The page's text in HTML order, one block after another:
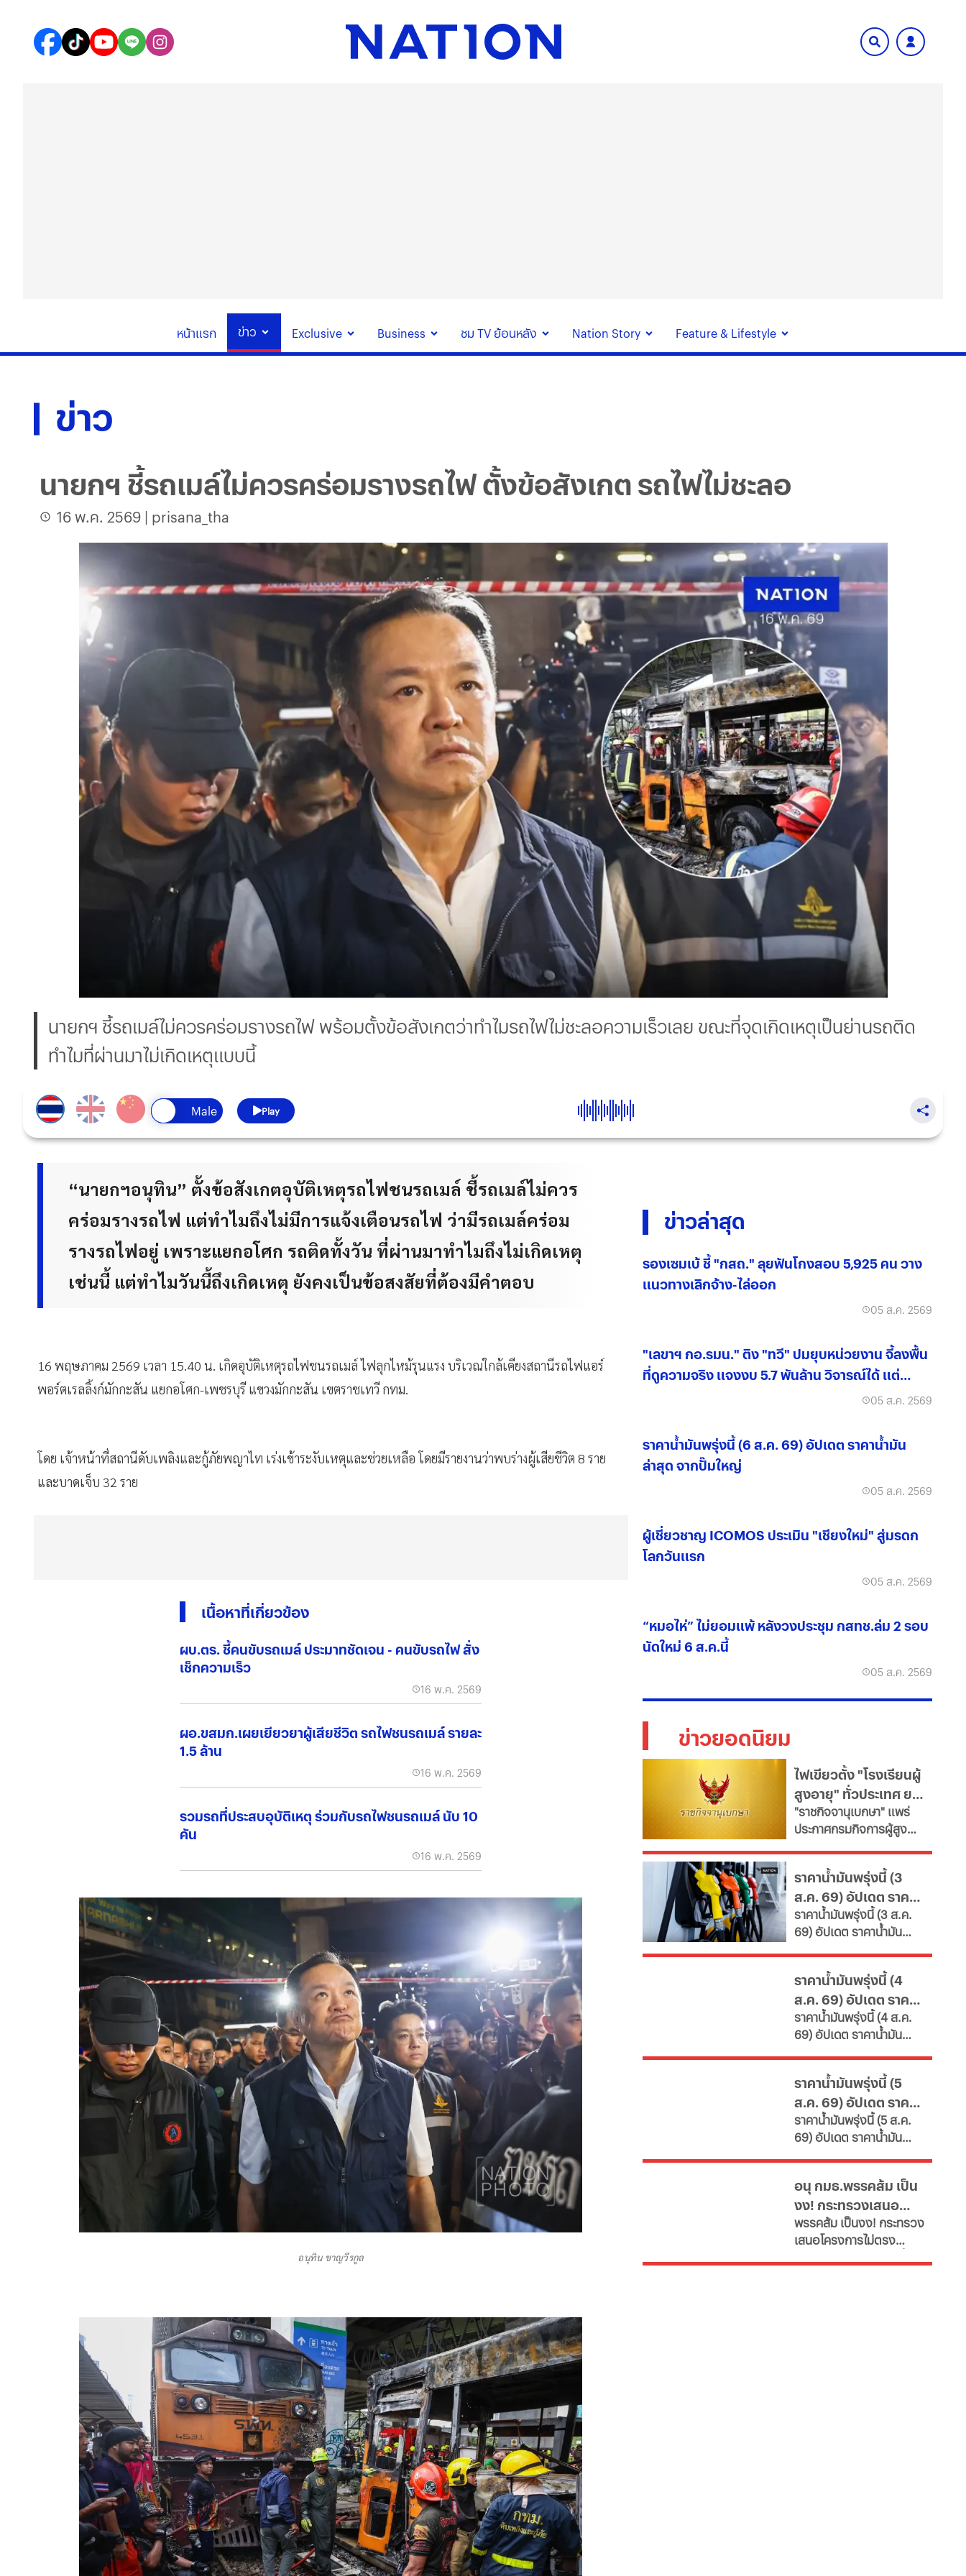
หน้าแรก ข่าว Exclusive Business ชม TV ย้อนหลัง Nation Story Feature & Lifestyle
ข่าว
นายกฯ ชี้รถเมล์ไม่ควรคร่อมรางรถไฟ ตั้งข้อสังเกต รถไฟไม่ชะลอ
16 พ.ค. 2569 | prisana_tha
นายกฯ ชี้รถเมล์ไม่ควรคร่อมรางรถไฟ พร้อมตั้งข้อสังเกตว่าทำไมรถไฟไม่ชะลอความเร็วเลย ขณะที่จุดเกิดเหตุเป็นย่านรถติด
ทำไมที่ผ่านมาไม่เกิดเหตุแบบนี้
Play
“นายกฯอนุทิน” ตั้งข้อสังเกตอุบัติเหตุรถไฟชนรถเมล์ ชี้รถเมล์ไม่ควร
คร่อมรางรถไฟ แต่ทำไมถึงไม่มีการแจ้งเตือนรถไฟ ว่ามีรถเมล์คร่อม
รางรถไฟอยู่ เพราะแยกอโศก รถติดทั้งวัน ที่ผ่านมาทำไมถึงไม่เกิดเหตุ
เช่นนี้ แต่ทำไมวันนี้ถึงเกิดเหตุ ยังคงเป็นข้อสงสัยที่ต้องมีคำตอบ
16 พฤษภาคม 2569 เวลา 15.40 น. เกิดอุบัติเหตุรถไฟชนรถเมล์ ไฟลุกไหม้รุนแรง บริเวณใกล้เคียงสถานีรถไฟแอร์
พอร์ตเรลลิ้งก์มักกะสัน แยกอโศก-เพชรบุรี แขวงมักกะสัน เขตราชเทวี กทม.
โดย เจ้าหน้าที่สถานีดับเพลิงและกู้ภัยพญาไท เร่งเข้าระงับเหตุและช่วยเหลือ โดยมีรายงานว่าพบร่างผู้เสียชีวิต 8 ราย
และบาดเจ็บ 32 ราย
เนื้อหาที่เกี่ยวข้อง
ผบ.ตร. ชี้คนขับรถเมล์ ประมาทชัดเจน - คนขับรถไฟ สั่ง
เช็กความเร็ว
16 พ.ค. 2569
ผอ.ขสมก.เผยเยียวยาผู้เสียชีวิต รถไฟชนรถเมล์ รายละ
1.5 ล้าน
16 พ.ค. 2569
รวมรถที่ประสบอุบัติเหตุ ร่วมกับรถไฟชนรถเมล์ นับ 10
คัน
16 พ.ค. 2569
อนุทิน ชาญวีรกูล
ข่าวล่าสุด
รองเซมเบ้ ชี้ "กสถ." ลุยฟันโกงสอบ 5,925 คน วาง
แนวทางเลิกจ้าง-ไล่ออก
05 ส.ค. 2569
"เลขาฯ กอ.รมน." ติง "ทวี" ปมยุบหน่วยงาน จี้ลงพื้น
ที่ดูความจริง แจงงบ 5.7 พันล้าน วิจารณ์ได้ แต่
05 ส.ค. 2569
ราคาน้ำมันพรุ่งนี้ (6 ส.ค. 69) อัปเดต ราคาน้ำมัน
ล่าสุด จากปั๊มใหญ่
05 ส.ค. 2569
ผู้เชี่ยวชาญ ICOMOS ประเมิน "เชียงใหม่" สู่มรดก
โลกวันแรก
05 ส.ค. 2569
“หมอไห่” ไม่ยอมแพ้ หลังวงประชุม กสทช.ล่ม 2 รอบ
นัดใหม่ 6 ส.ค.นี้
05 ส.ค. 2569
ข่าวยอดนิยม
ไฟเขียวตั้ง "โรงเรียนผู้
สูงอายุ" ทั่วประเทศ ยก
ระดับคุณภาพชีวิต เช็ก
เงื่อนไข
"ราชกิจจานุเบกษา" แพร่
ประกาศกรมกิจการผู้สูง
"โรงเรียนผู้สูงอายุ" มุ่งขับ
เคลื่อนสังคมสูงวัยอย่างมี
คุณค่า หนุนพัฒนา
ศักยภาพ-เรียนรู้ตลอดชีวิต
เผยช่องทางยื่นคำขอทั้ง
กทม.-ต่างจังหวัด พบ
ฝ่าฝืนเกณฑ์เสี่ยงถูกสั่ง
เพิกถอน
ราคาน้ำมันพรุ่งนี้ (3
ส.ค. 69) อัปเดต ราคา
น้ำมันล่าสุด จากปั๊ม
ใหญ่
ราคาน้ำมันพรุ่งนี้ (3 ส.ค.
69) อัปเดต ราคาน้ำมัน
ขนาดใหญ่ มีทั้งราคาน้ำมัน
ดีเซล เบนซิน และ แก๊สโซ
ฮอล์
ราคาน้ำมันพรุ่งนี้ (4
ส.ค. 69) อัปเดต ราคา
น้ำมันล่าสุด จากปั๊ม
ใหญ่
ราคาน้ำมันพรุ่งนี้ (4 ส.ค.
69) อัปเดต ราคาน้ำมัน
ขนาดใหญ่ มีทั้งราคาน้ำมัน
ดีเซล เบนซิน และ แก๊สโซ
ฮอล์
ราคาน้ำมันพรุ่งนี้ (5
ส.ค. 69) อัปเดต ราคา
น้ำมันล่าสุด จากปั๊ม
ใหญ่
ราคาน้ำมันพรุ่งนี้ (5 ส.ค.
69) อัปเดต ราคาน้ำมัน
ดีเซล เบนซิน และ แก๊สโซ
ฮอล์
อนุ กมธ.พรรคส้ม เป็น
งง! กระทรวงเสนอ
โครงการไม่ตรงภารกิจ
พรรคส้ม เป็นงง! กระทรวง
เสนอโครงการไม่ตรง